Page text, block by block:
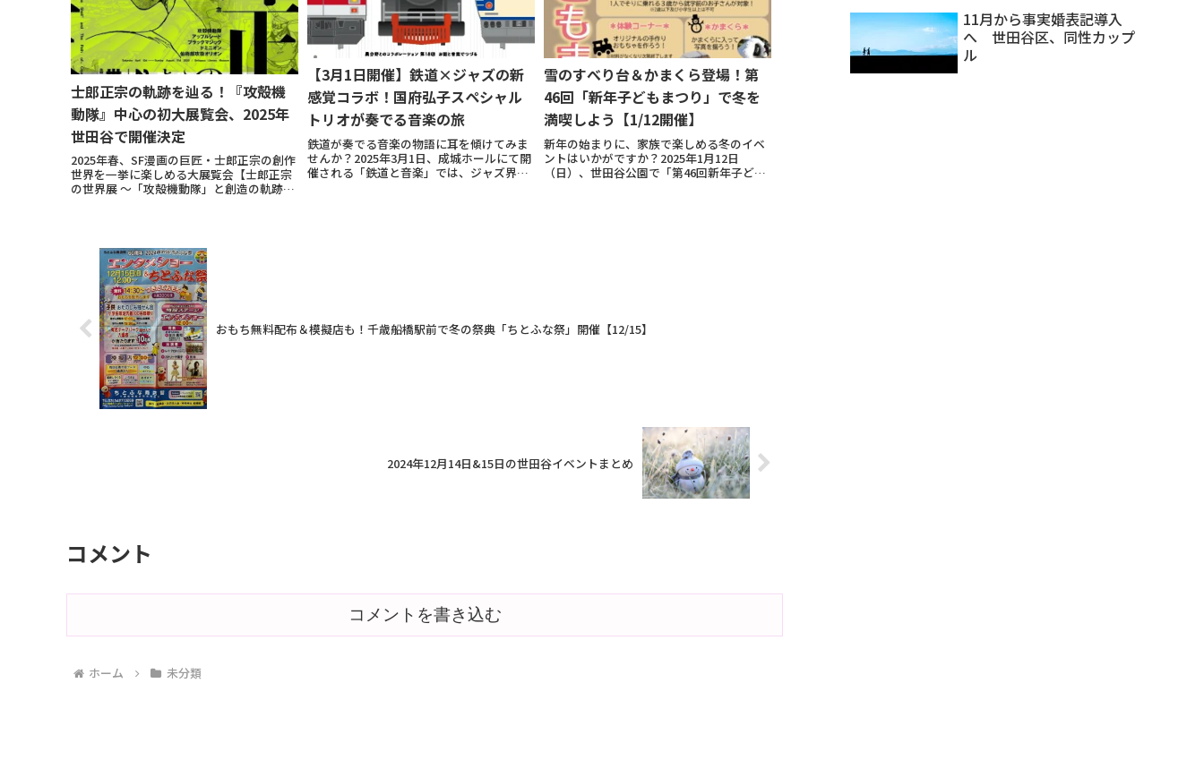
士郎正宗の軌跡を辿る！『攻殻機
動隊』中心の初大展覧会、2025年
世田谷で開催決定
2025年春、SF漫画の巨匠・士郎正宗の創作
世界を一挙に楽しめる大展覧会【士郎正宗
の世界展 ～「攻殻機動隊」と創造の軌跡
【3月1日開催】鉄道×ジャズの新
感覚コラボ！国府弘子スペシャル
トリオが奏でる音楽の旅
鉄道が奏でる音楽の物語に耳を傾けてみま
せんか？2025年3月1日、成城ホールにて開
催される「鉄道と音楽」では、ジャズ界の
雪のすべり台＆かまくら登場！第
46回「新年子どもまつり」で冬を
満喫しよう【1/12開催】
新年の始まりに、家族で楽しめる冬のイベ
ントはいかがですか？2025年1月12日
（日）、世田谷公園で「第46回新年子ども
おもち無料配布＆模擬店も！千歳船橋駅前で冬の祭典「ちとふな祭」開催【12/15】
2024年12月14日&15日の世田谷イベントまとめ
コメント
コメントを書き込む
ホーム 未分類
11月から事実婚表記導入
へ 世田谷区、同性カップ
ル